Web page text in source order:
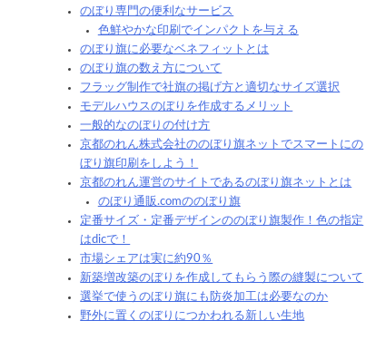
のぼり専門の便利なサービス
色鮮やかな印刷でインパクトを与える
のぼり旗に必要なベネフィットとは
のぼり旗の数え方について
フラッグ制作で社旗の掲げ方と適切なサイズ選択
モデルハウスのぼりを作成するメリット
一般的なのぼりの付け方
京都のれん株式会社ののぼり旗ネットでスマートにの
ぼり旗印刷をしよう！
京都のれん運営のサイトであるのぼり旗ネットとは
のぼり通販.comののぼり旗
定番サイズ・定番デザインののぼり旗製作！色の指定
はdicで！
市場シェアは実に約90％
新築増改築のぼりを作成してもらう際の縫製について
選挙で使うのぼり旗にも防炎加工は必要なのか
野外に置くのぼりにつかわれる新しい生地